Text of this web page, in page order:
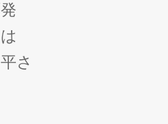
さ